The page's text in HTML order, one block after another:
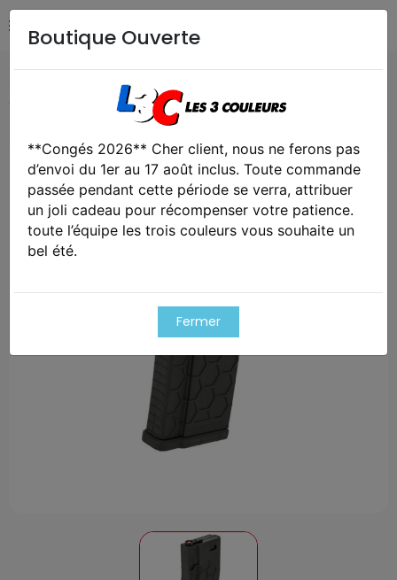
Airsoft / Paintball
Chargeur aeg mid-cap 120 coups hexmag noir
Exclusivité web !
Boutique Ouverte
**Congés 2026** Cher client, nous ne ferons pas
d’envoi du 1er au 17 août inclus. Toute commande
passée pendant cette période se verra, attribuer
un joli cadeau pour récompenser votre patience.
toute l’équipe les trois couleurs vous souhaite un
bel été.
Fermer